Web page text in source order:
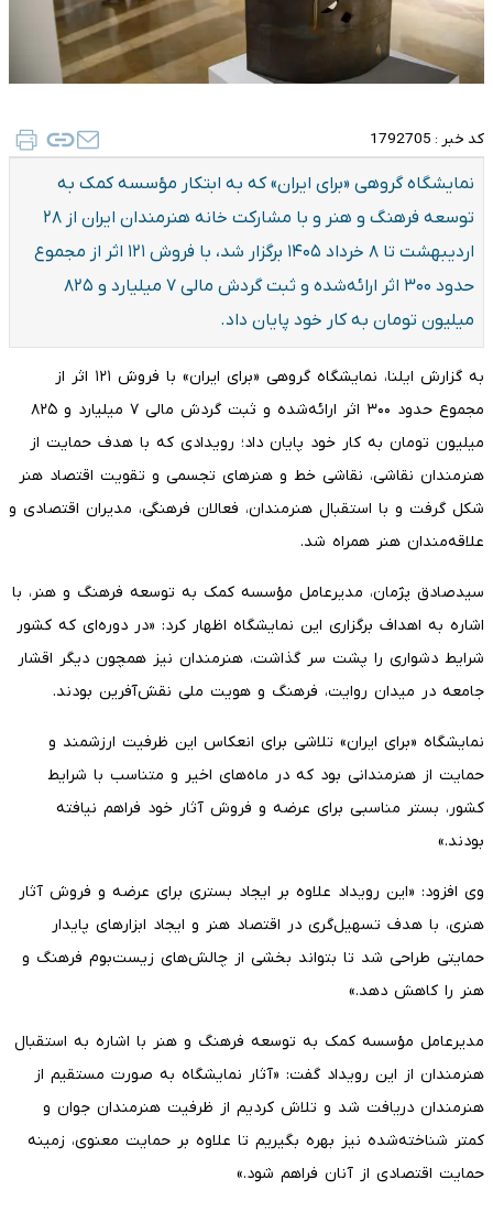
کد خبر : 1792705
نمایشگاه گروهی «برای ایران» که به ابتکار مؤسسه کمک به
توسعه فرهنگ و هنر و با مشارکت خانه هنرمندان ایران از ۲۸
اردیبهشت تا ۸ خرداد ۱۴۰۵ برگزار شد، با فروش ۱۲۱ اثر از مجموع
حدود ۳۰۰ اثر ارائه‌شده و ثبت گردش مالی ۷ میلیارد و ۸۲۵
میلیون تومان به کار خود پایان داد.
به گزارش ایلنا، نمایشگاه گروهی «برای ایران» با فروش ۱۲۱ اثر از
مجموع حدود ۳۰۰ اثر ارائه‌شده و ثبت گردش مالی ۷ میلیارد و ۸۲۵
میلیون تومان به کار خود پایان داد؛ رویدادی که با هدف حمایت از
هنرمندان نقاشی، نقاشی خط و هنرهای تجسمی و تقویت اقتصاد هنر
شکل گرفت و با استقبال هنرمندان، فعالان فرهنگی، مدیران اقتصادی و
علاقه‌مندان هنر همراه شد.
سیدصادق پژمان، مدیرعامل مؤسسه کمک به توسعه فرهنگ و هنر، با
اشاره به اهداف برگزاری این نمایشگاه اظهار کرد: «در دوره‌ای که کشور
شرایط دشواری را پشت سر گذاشت، هنرمندان نیز همچون دیگر اقشار
جامعه در میدان روایت، فرهنگ و هویت ملی نقش‌آفرین بودند.
نمایشگاه «برای ایران» تلاشی برای انعکاس این ظرفیت ارزشمند و
حمایت از هنرمندانی بود که در ماه‌های اخیر و متناسب با شرایط
کشور، بستر مناسبی برای عرضه و فروش آثار خود فراهم نیافته
بودند.»
وی افزود: «این رویداد علاوه بر ایجاد بستری برای عرضه و فروش آثار
هنری، با هدف تسهیل‌گری در اقتصاد هنر و ایجاد ابزارهای پایدار
حمایتی طراحی شد تا بتواند بخشی از چالش‌های زیست‌بوم فرهنگ و
هنر را کاهش دهد.»
مدیرعامل مؤسسه کمک به توسعه فرهنگ و هنر با اشاره به استقبال
هنرمندان از این رویداد گفت: «آثار نمایشگاه به صورت مستقیم از
هنرمندان دریافت شد و تلاش کردیم از ظرفیت هنرمندان جوان و
کمتر شناخته‌شده نیز بهره بگیریم تا علاوه بر حمایت معنوی، زمینه
حمایت اقتصادی از آنان فراهم شود.»